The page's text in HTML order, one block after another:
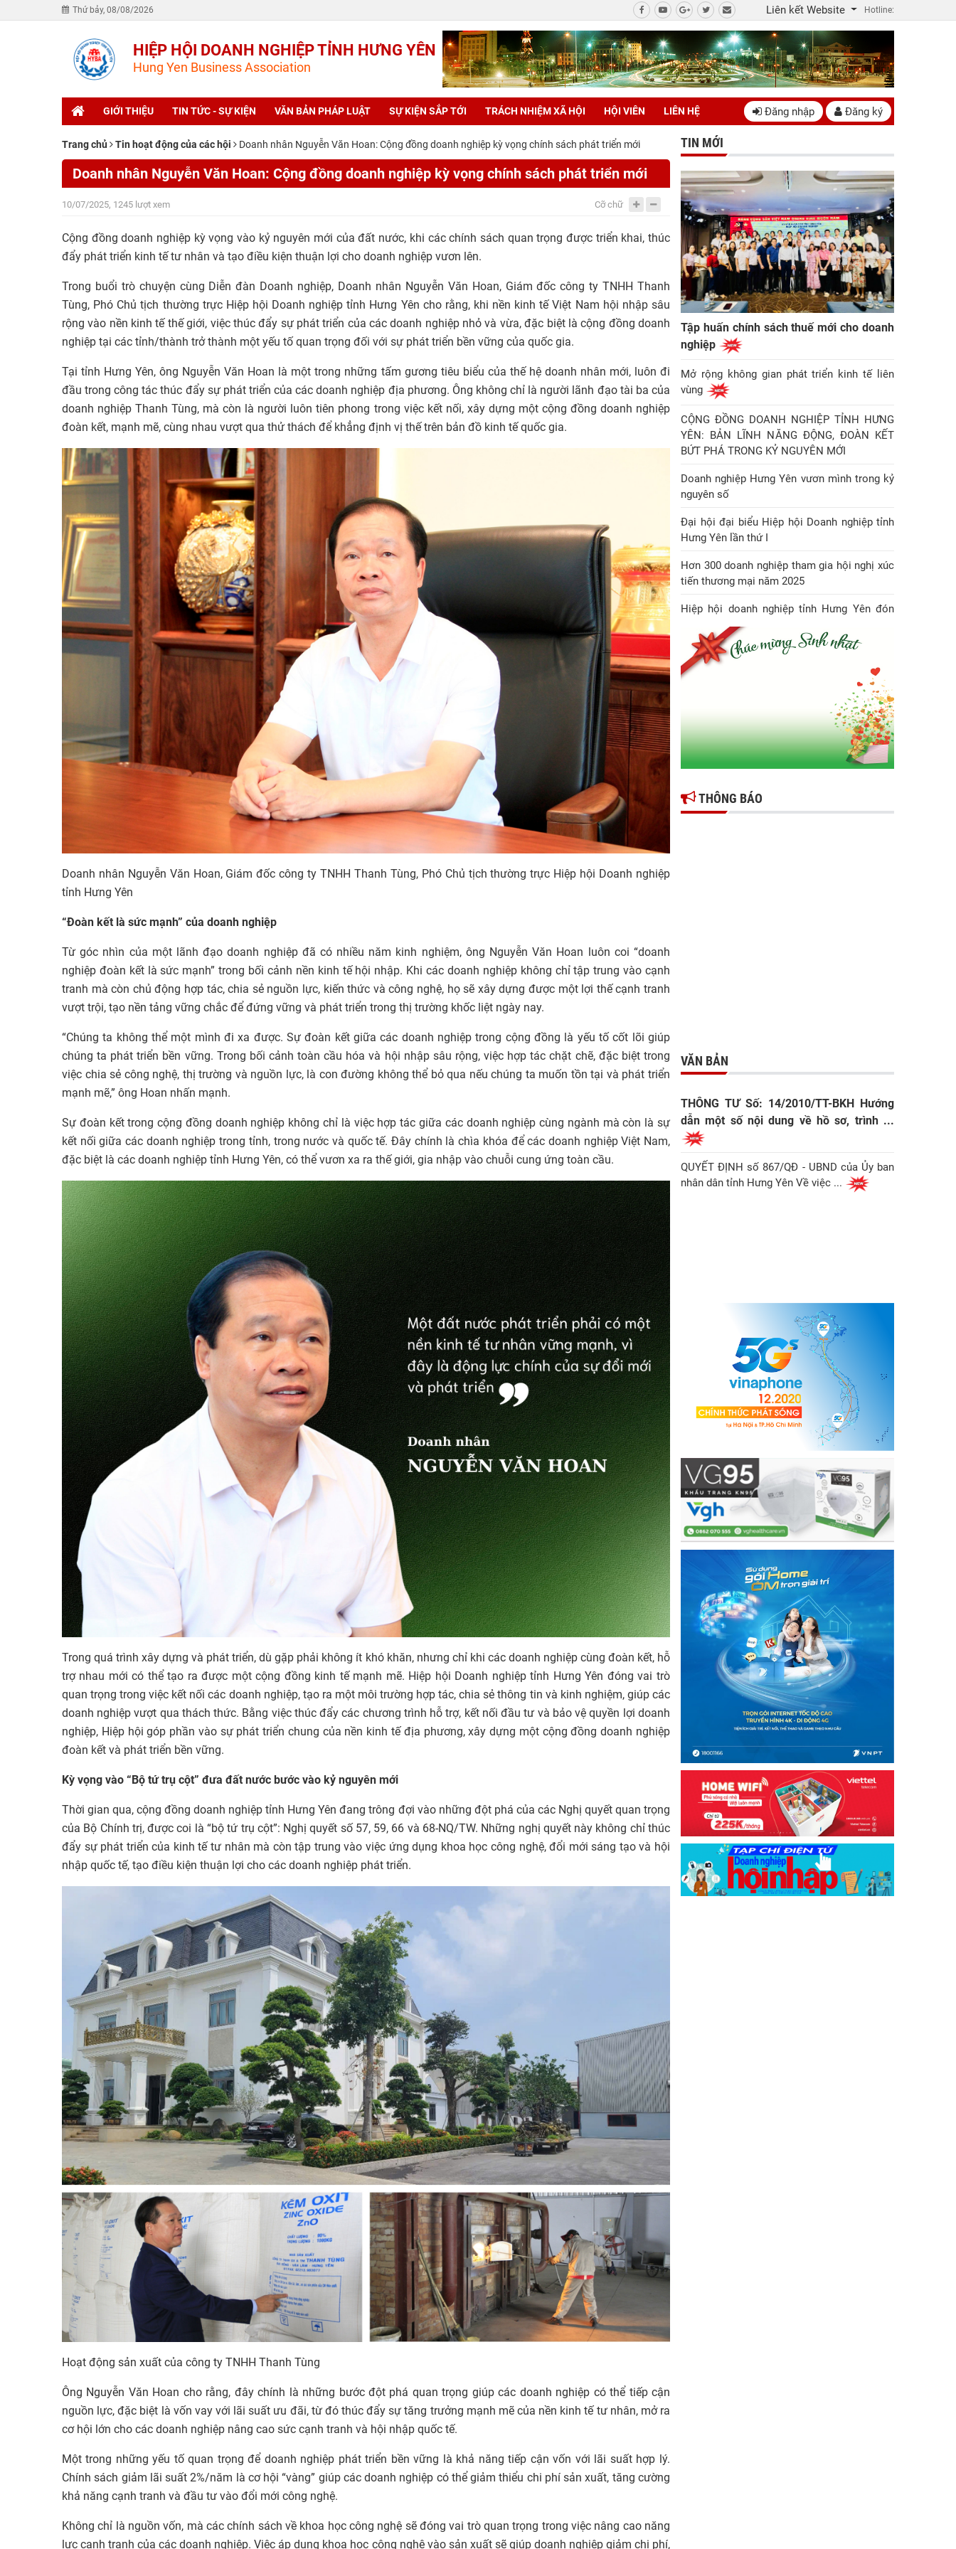
Thứ bảy, 08/08/2026 Liên kết Website Hotline:
HIỆP HỘI DOANH NGHIỆP TỈNH HƯNG YÊN
Hung Yen Business Association
GIỚI THIỆU TIN TỨC - SỰ KIỆN VĂN BẢN PHÁP LUẬT SỰ KIỆN SẮP TỚI TRÁCH NHIỆM XÃ HỘI HỘI VIÊN LIÊN HỆ Đăng nhập Đăng ký
Trang chủ Tin hoạt động của các hội Doanh nhân Nguyễn Văn Hoan: Cộng đồng doanh nghiệp kỳ vọng chính sách phát triển mới
Doanh nhân Nguyễn Văn Hoan: Cộng đồng doanh nghiệp kỳ vọng chính sách phát triển mới
10/07/2025, 1245 lượt xem Cỡ chữ
Cộng đồng doanh nghiệp kỳ vọng vào kỷ nguyên mới của đất nước, khi các chính sách quan trọng được triển khai, thúc
đẩy phát triển kinh tế tư nhân và tạo điều kiện thuận lợi cho doanh nghiệp vươn lên.
Trong buổi trò chuyện cùng Diễn đàn Doanh nghiệp, Doanh nhân Nguyễn Văn Hoan, Giám đốc công ty TNHH Thanh
Tùng, Phó Chủ tịch thường trực Hiệp hội Doanh nghiệp tỉnh Hưng Yên cho rằng, khi nền kinh tế Việt Nam hội nhập sâu
rộng vào nền kinh tế thế giới, việc thúc đẩy sự phát triển của các doanh nghiệp nhỏ và vừa, đặc biệt là cộng đồng doanh
nghiệp tại các tỉnh/thành trở thành một yếu tố quan trọng đối với sự phát triển bền vững của quốc gia.
Tại tỉnh Hưng Yên, ông Nguyễn Văn Hoan là một trong những tấm gương tiêu biểu của thế hệ doanh nhân mới, luôn đi
đầu trong công tác thúc đẩy sự phát triển của các doanh nghiệp địa phương. Ông không chỉ là người lãnh đạo tài ba của
doanh nghiệp Thanh Tùng, mà còn là người luôn tiên phong trong việc kết nối, xây dựng một cộng đồng doanh nghiệp
đoàn kết, mạnh mẽ, cùng nhau vượt qua thử thách để khẳng định vị thế trên bản đồ kinh tế quốc gia.
Doanh nhân Nguyễn Văn Hoan, Giám đốc công ty TNHH Thanh Tùng, Phó Chủ tịch thường trực Hiệp hội Doanh nghiệp
tỉnh Hưng Yên
“Đoàn kết là sức mạnh” của doanh nghiệp
Từ góc nhìn của một lãnh đạo doanh nghiệp đã có nhiều năm kinh nghiệm, ông Nguyễn Văn Hoan luôn coi “doanh
nghiệp đoàn kết là sức mạnh” trong bối cảnh nền kinh tế hội nhập. Khi các doanh nghiệp không chỉ tập trung vào cạnh
tranh mà còn chủ động hợp tác, chia sẻ nguồn lực, kiến thức và công nghệ, họ sẽ xây dựng được một lợi thế cạnh tranh
vượt trội, tạo nền tảng vững chắc để đứng vững và phát triển trong thị trường khốc liệt ngày nay.
“Chúng ta không thể một mình đi xa được. Sự đoàn kết giữa các doanh nghiệp trong cộng đồng là yếu tố cốt lõi giúp
chúng ta phát triển bền vững. Trong bối cảnh toàn cầu hóa và hội nhập sâu rộng, việc hợp tác chặt chẽ, đặc biệt trong
việc chia sẻ công nghệ, thị trường và nguồn lực, là con đường không thể bỏ qua nếu chúng ta muốn tồn tại và phát triển
mạnh mẽ,” ông Hoan nhấn mạnh.
Sự đoàn kết trong cộng đồng doanh nghiệp không chỉ là việc hợp tác giữa các doanh nghiệp cùng ngành mà còn là sự
kết nối giữa các doanh nghiệp trong tỉnh, trong nước và quốc tế. Đây chính là chìa khóa để các doanh nghiệp Việt Nam,
đặc biệt là các doanh nghiệp tỉnh Hưng Yên, có thể vươn xa ra thế giới, gia nhập vào chuỗi cung ứng toàn cầu.
Trong quá trình xây dựng và phát triển, dù gặp phải không ít khó khăn, nhưng chỉ khi các doanh nghiệp cùng đoàn kết, hỗ
trợ nhau mới có thể tạo ra được một cộng đồng kinh tế mạnh mẽ. Hiệp hội Doanh nghiệp tỉnh Hưng Yên đóng vai trò
quan trọng trong việc kết nối các doanh nghiệp, tạo ra một môi trường hợp tác, chia sẻ thông tin và kinh nghiệm, giúp các
doanh nghiệp vượt qua thách thức. Bằng việc thúc đẩy các chương trình hỗ trợ, kết nối đầu tư và bảo vệ quyền lợi doanh
nghiệp, Hiệp hội góp phần vào sự phát triển chung của nền kinh tế địa phương, xây dựng một cộng đồng doanh nghiệp
đoàn kết và phát triển bền vững.
Kỳ vọng vào “Bộ tứ trụ cột” đưa đất nước bước vào kỷ nguyên mới
Thời gian qua, cộng đồng doanh nghiệp tỉnh Hưng Yên đang trông đợi vào những đột phá của các Nghị quyết quan trọng
của Bộ Chính trị, được coi là “bộ tứ trụ cột”: Nghị quyết số 57, 59, 66 và 68-NQ/TW. Những nghị quyết này không chỉ thúc
đẩy sự phát triển của kinh tế tư nhân mà còn tập trung vào việc ứng dụng khoa học công nghệ, đổi mới sáng tạo và hội
nhập quốc tế, tạo điều kiện thuận lợi cho các doanh nghiệp phát triển.
Hoạt động sản xuất của công ty TNHH Thanh Tùng
Ông Nguyễn Văn Hoan cho rằng, đây chính là những bước đột phá quan trọng giúp các doanh nghiệp có thể tiếp cận
nguồn lực, đặc biệt là vốn vay với lãi suất ưu đãi, từ đó thúc đẩy sự tăng trưởng mạnh mẽ của nền kinh tế tư nhân, mở ra
cơ hội lớn cho các doanh nghiệp nâng cao sức cạnh tranh và hội nhập quốc tế.
Một trong những yếu tố quan trọng để doanh nghiệp phát triển bền vững là khả năng tiếp cận vốn với lãi suất hợp lý.
Chính sách giảm lãi suất 2%/năm là cơ hội “vàng” giúp các doanh nghiệp có thể giảm thiểu chi phí sản xuất, tăng cường
khả năng cạnh tranh và đầu tư vào đổi mới công nghệ.
Không chỉ là nguồn vốn, mà các chính sách về khoa học công nghệ sẽ đóng vai trò quan trọng trong việc nâng cao năng
lực cạnh tranh của các doanh nghiệp. Việc áp dụng khoa học công nghệ vào sản xuất sẽ giúp doanh nghiệp giảm chi phí,
TIN MỚI
Tập huấn chính sách thuế mới cho doanh
nghiệp
Mở rộng không gian phát triển kinh tế liên
vùng
CỘNG ĐỒNG DOANH NGHIỆP TỈNH HƯNG
YÊN: BẢN LĨNH NĂNG ĐỘNG, ĐOÀN KẾT
BỨT PHÁ TRONG KỶ NGUYÊN MỚI
Doanh nghiệp Hưng Yên vươn mình trong kỷ
nguyên số
Đại hội đại biểu Hiệp hội Doanh nghiệp tỉnh
Hưng Yên lần thứ I
Hơn 300 doanh nghiệp tham gia hội nghị xúc
tiến thương mại năm 2025
Hiệp hội doanh nghiệp tỉnh Hưng Yên đón
Huân chương Lao động hạng Nhì
Gợi mở giải pháp để thúc đẩy doanh nghiệp
tỉnh Hưng Yên phát triển
Ông Đỗ Văn Vẻ là Chủ tịch Hiệp hội Doanh
Hiệp hội doanh nghiệp tỉnh Hưng Yên: Cập
nhật chính sách thuế mới và phòng ngừa rủi
ro thuế cho doanh nghiệp
THÔNG BÁO
VĂN BẢN
THÔNG TƯ Số: 14/2010/TT-BKH Hướng
dẫn một số nội dung về hồ sơ, trình ...
QUYẾT ĐỊNH số 867/QĐ - UBND của Ủy ban
nhân dân tỉnh Hưng Yên Về việc ...